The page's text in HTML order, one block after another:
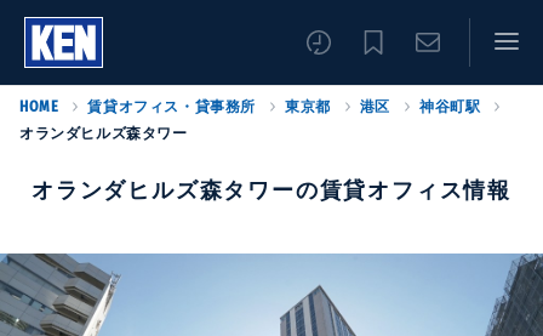
HOME 賃貸オフィス・貸事務所 東京都 港区
神谷町駅
オランダヒルズ森タワー
オランダヒルズ森タワーの賃貸オフィス情報